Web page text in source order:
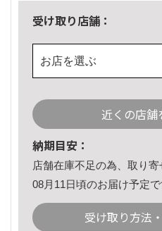
受け取り店舗：
お店を選ぶ
近くの店舗
納期目安：
店舗在庫不足の為、取り寄
08月11日頃のお届け予定で
受け取り方法